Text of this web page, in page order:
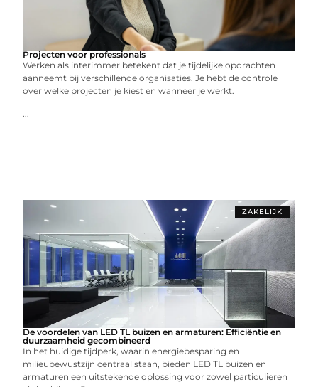
Projecten voor professionals
Werken als interimmer betekent dat je tijdelijke opdrachten
aanneemt bij verschillende organisaties. Je hebt de controle
over welke projecten je kiest en wanneer je werkt.
...
ZAKELIJK
De voordelen van LED TL buizen en armaturen: Efficiëntie en
duurzaamheid gecombineerd
In het huidige tijdperk, waarin energiebesparing en
milieubewustzijn centraal staan, bieden LED TL buizen en
armaturen een uitstekende oplossing voor zowel particulieren